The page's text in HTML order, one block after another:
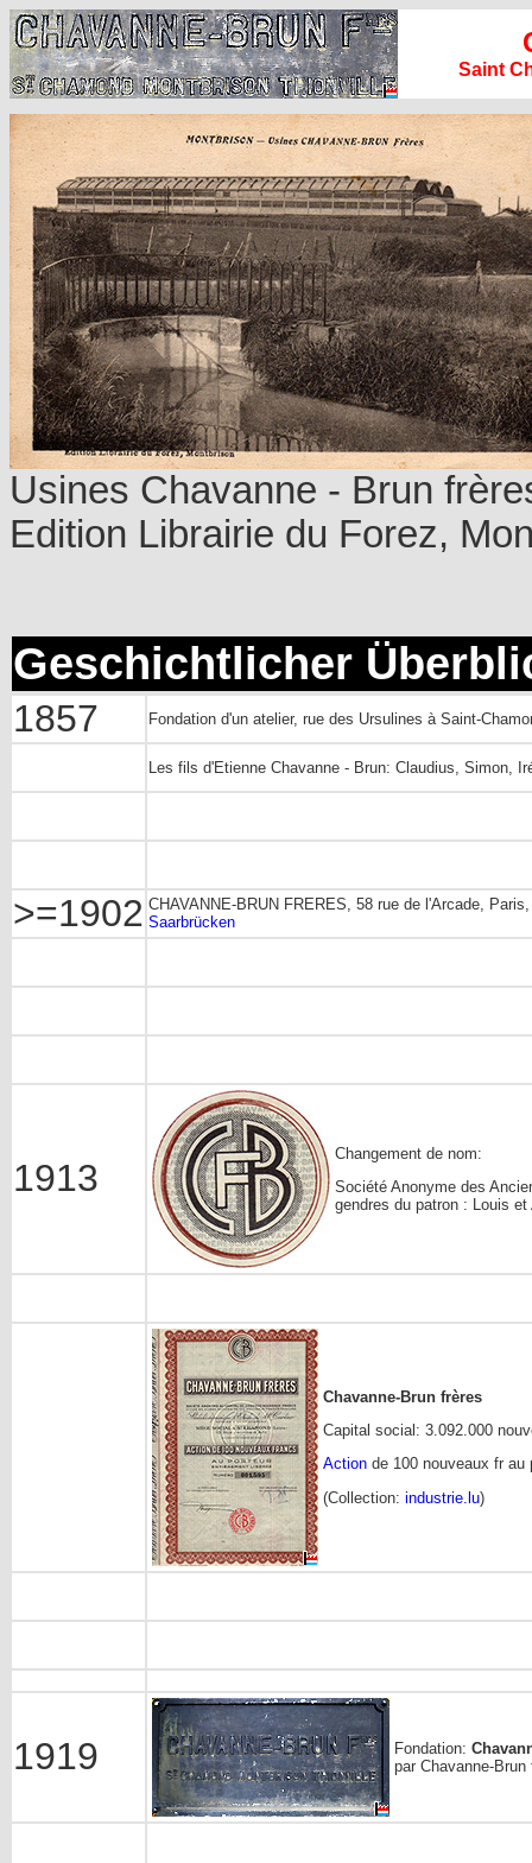
Saint
Usines Chavanne - Brun
Edition Librairie du Forez,
Geschichtlicher
1857 Fondation d'un atelier, rue des Ursulines à Saint-
Les fils d'Etienne Chavanne - Brun: Claudius, Simon,
>=1902 CHAVANNE-BRUN FRERES, 58 rue de l'Arcade,
Saarbrücken
1913
Changement de nom:
Société Anonyme des
gendres du patron : Louis
Chavanne-Brun frères
Capital social: 3.092.000
Action de 100 nouveaux fr au
(Collection: industrie.lu)
1919 Fondation:
par Chavanne-